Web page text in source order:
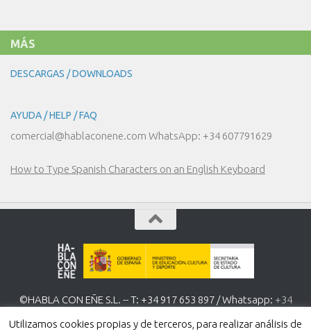
MÁS
DESCARGAS / DOWNLOADS
AYUDA / HELP / FAQ
comercial@hablaconene.com WhatsApp: +34 607791629
How to Type Spanish Characters on an English Keyboard
©HABLA CON EÑE S.L. -- T: +34 917 653 897 / Whatsapp: +34
Política de Privacidad-Política de cookies
Utilizamos cookies propias y de terceros, para realizar análisis de